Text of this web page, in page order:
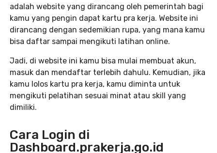
adalah website yang dirancang oleh pemerintah bagi
kamu yang pengin dapat kartu pra kerja. Website ini
dirancang dengan sedemikian rupa, yang mana kamu
bisa daftar sampai mengikuti latihan online.
Jadi, di website ini kamu bisa mulai membuat akun,
masuk dan mendaftar terlebih dahulu. Kemudian, jika
kamu lolos kartu pra kerja, kamu diminta untuk
mengikuti pelatihan sesuai minat atau skill yang
dimiliki.
Cara Login di
Dashboard.prakerja.go.id